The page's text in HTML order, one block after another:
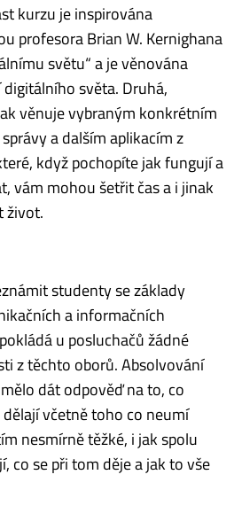
kurzu je inspirována
profesora Brian W. Kernighana
světu“ a je věnována
světa. Druhá,
věnuje vybraným konkrétním
a dalším aplikacím z
když pochopíte jak fungují a
vám mohou šetřit čas a i jinak
život.
studenty se základy
a informačních
u posluchačů žádné
z těchto oborů. Absolvování
dát odpověď na to, co
včetně toho co neumí
nesmírně těžké, i jak spolu
co se při tom děje a jak to vše